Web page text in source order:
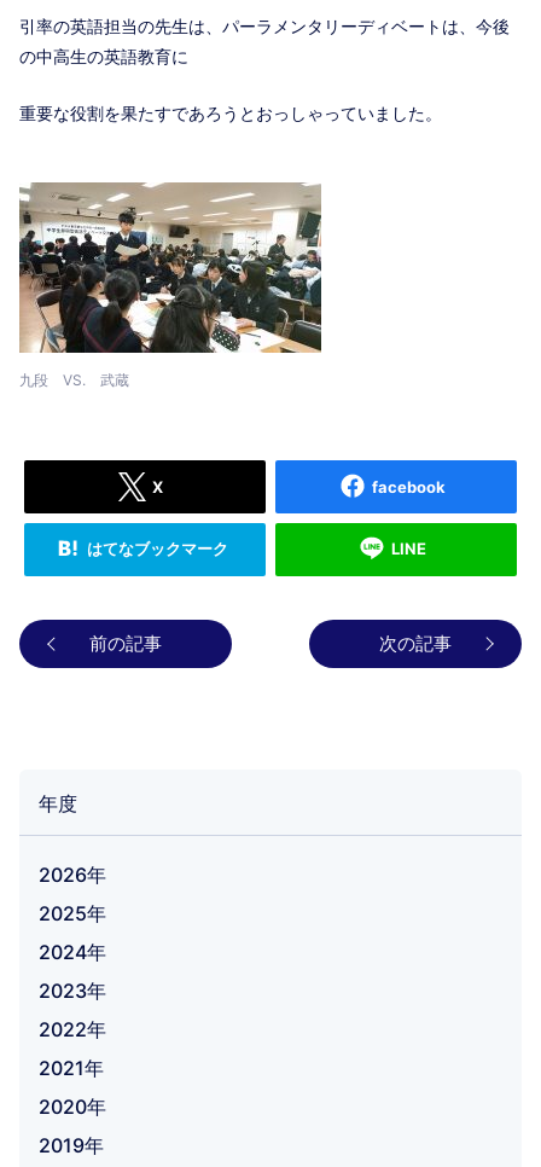
引率の英語担当の先生は、パーラメンタリーディベートは、今後
の中高生の英語教育に
重要な役割を果たすであろうとおっしゃっていました。
九段 VS. 武蔵
X facebook
はてなブックマーク LINE
前の記事 次の記事
年度
2026年
2025年
2024年
2023年
2022年
2021年
2020年
2019年